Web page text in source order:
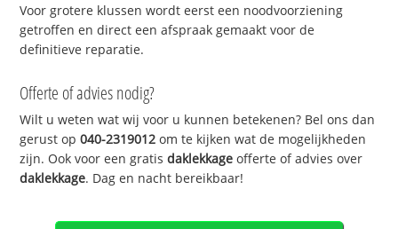
Voor grotere klussen wordt eerst een noodvoorziening
getroffen en direct een afspraak gemaakt voor de
definitieve reparatie.
Offerte of advies nodig?
Wilt u weten wat wij voor u kunnen betekenen? Bel ons dan
gerust op040-2319012 om te kijken wat de mogelijkheden
zijn. Ook voor een gratisdaklekkage offerte of advies over
daklekkage. Dag en nacht bereikbaar!